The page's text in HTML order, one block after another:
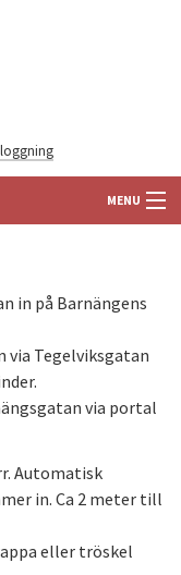
MENU
in på Barnängens
via Tegelviksgatan
via portal
Automatisk
in. Ca 2 meter till
eller tröskel